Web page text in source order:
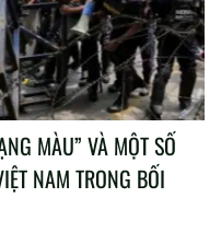
MÀU” VÀ MỘT SỐ
NAM TRONG BỐI